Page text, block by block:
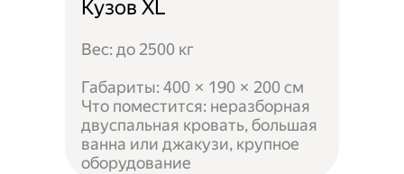
Кузов XL
Вес: до 2500 кг
Габариты: 400 × 190 × 200 см
Что поместится: неразборная
двуспальная кровать, большая
ванна или джакузи, крупное
оборудование